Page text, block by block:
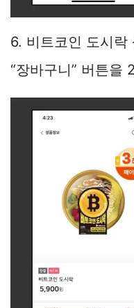
6. 비트코인 도시락
“장바구니” 버튼을